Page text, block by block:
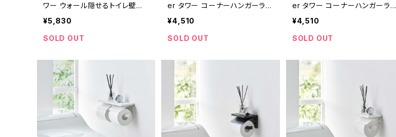
ワー ウォール隠せるトイレ壁収
納 石こうボード壁対応 10069
ブラック
¥5,830
SOLD OUT
er タワー コーナーハンガーラッ
ク 石こうボード壁対応 10017
ホワイト
¥4,510
SOLD OUT
er タワー コーナーハンガーラッ
ク 石こうボード壁対応 10018
ブラック
¥4,510
SOLD OUT